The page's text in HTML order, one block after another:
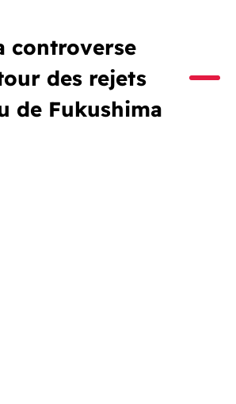
controverse
des rejets
de Fukushima